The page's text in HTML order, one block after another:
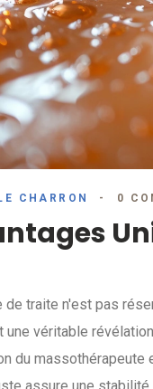
CHARRON 0
de traite n'est pas
une véritable
du massothérapeute